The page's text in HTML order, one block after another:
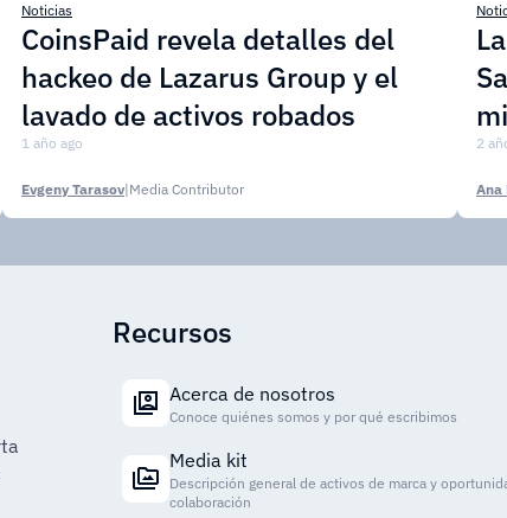
Noticias
CoinsPaid revela detalles del
hackeo de Lazarus Group y el
lavado de activos robados
1 año ago
Evgeny Tarasov|Media Contributor
2
Ana
Recursos
Acerca de nosotros
Conoce quiénes somos y por qué escribimos
Media kit
Descripción general de activos de marca y
colaboración